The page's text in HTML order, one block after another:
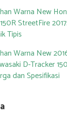
Warna New
StreetFire
Tipis
Warna New
D-Tracker
dan Spesifikasi